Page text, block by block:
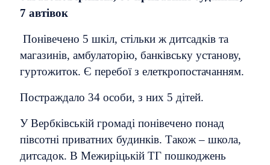
7 автівок
Понівечено 5 шкіл, стільки ж дитсадків та
магазинів, амбулаторію, банківську установу,
гуртожиток. Є перебої з елеткропостачанням.
Постраждало 34 особи, з них 5 дітей.
У Вербківській громаді понівечено понад
півсотні приватних будинків. Також – школа,
дитсадок. В Межиріцькій ТГ пошкоджень